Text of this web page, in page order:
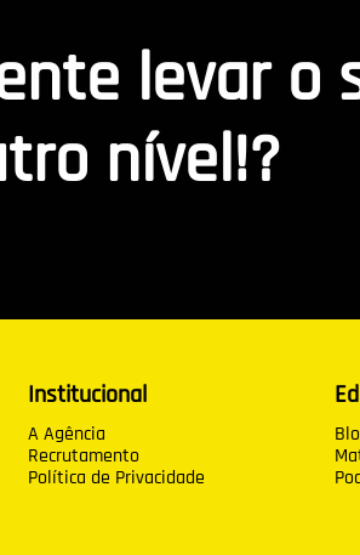
levar o
nível!?
Institucional
A Agência
Recrutamento
Política de Privacidade